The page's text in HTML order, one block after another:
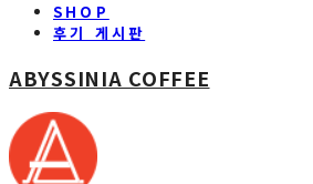
SHOP
후기 게시판
ABYSSINIA COFFEE